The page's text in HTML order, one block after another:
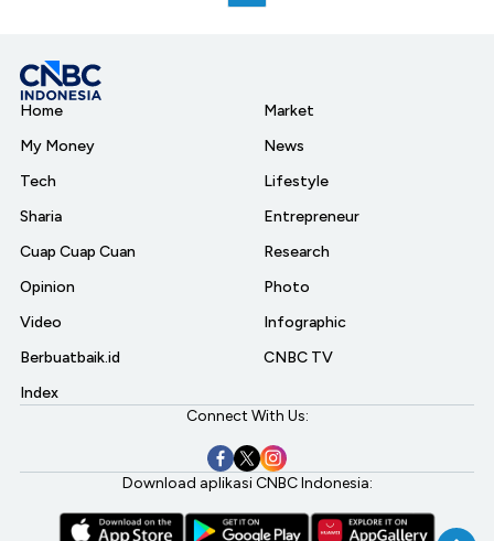
Home
My Money
Tech
Sharia
Cuap Cuap Cuan
Opinion
Video
Berbuatbaik.id
Index
Market
News
Lifestyle
Entrepreneur
Research
Photo
Infographic
CNBC TV
Connect With Us:
Download aplikasi CNBC Indonesia: